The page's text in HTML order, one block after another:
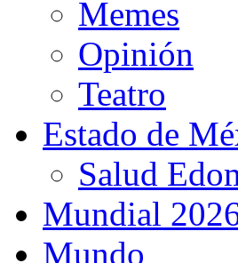
Memes
Opinión
Teatro
Estado de
Salud
Mundial
Mundo